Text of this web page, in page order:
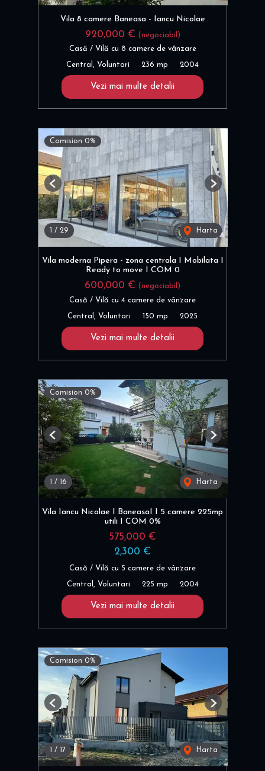
Vila 8 camere Baneasa - Iancu Nicolae
920,000 € (negociabil)
Casă / Vilă cu 8 camere de vânzare
Central, Voluntari 236 mp 2004
Vezi mai multe detalii
Comision 0%
/ 29 Harta
Previous Next
Vila moderna Pipera - zona centrala I Mobilata I
Ready to move I COM 0
600,000 € (negociabil)
Casă / Vilă cu 4 camere de vânzare
Central, Voluntari 150 mp 2025
Vezi mai multe detalii
Comision 0%
/ 16 Harta
Previous Next
Vila Iancu Nicolae I BaneasaI I 5 camere 225mp
utili I COM 0%
575,000 €
2,300 €
Casă / Vilă cu 5 camere de vânzare
Central, Voluntari 225 mp 2004
Vezi mai multe detalii
Comision 0%
1 / 17 Harta
Previous Next